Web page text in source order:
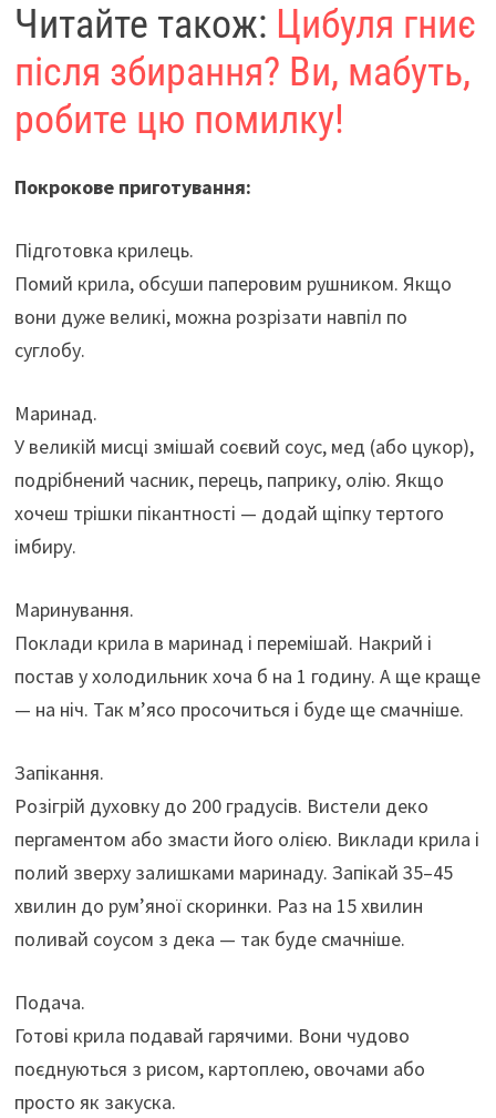
Читайте також: Цибуля гниє
після збирання? Ви, мабуть,
робите цю помилку!
Покрокове приготування:
Підготовка крилець.
Помий крила, обсуши паперовим рушником. Якщо
вони дуже великі, можна розрізати навпіл по
суглобу.
Маринад.
У великій мисці змішай соєвий соус, мед (або цукор),
подрібнений часник, перець, паприку, олію. Якщо
хочеш трішки пікантності — додай щіпку тертого
імбиру.
Маринування.
Поклади крила в маринад і перемішай. Накрий і
постав у холодильник хоча б на 1 годину. А ще краще
— на ніч. Так м’ясо просочиться і буде ще смачніше.
Запікання.
Розігрій духовку до 200 градусів. Вистели деко
пергаментом або змасти його олією. Виклади крила і
полий зверху залишками маринаду. Запікай 35–45
хвилин до рум’яної скоринки. Раз на 15 хвилин
поливай соусом з дека — так буде смачніше.
Подача.
Готові крила подавай гарячими. Вони чудово
поєднуються з рисом, картоплею, овочами або
просто як закуска.